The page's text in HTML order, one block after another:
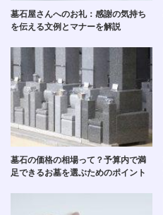
墓石屋さんへのお礼：感謝の気持ち
を伝える文例とマナーを解説
墓石の価格の相場って？予算内で満
足できるお墓を選ぶためのポイント